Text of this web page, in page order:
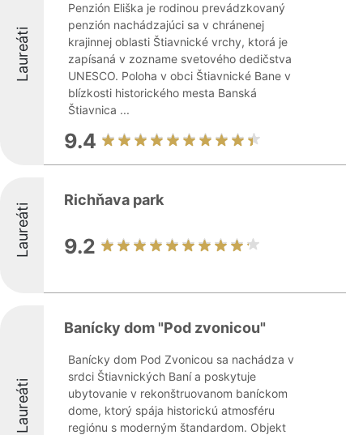
Laureáti
Penzión Eliška je rodinou prevádzkovaný
penzión nachádzajúci sa v chránenej
krajinnej oblasti Štiavnické vrchy, ktorá je
zapísaná v zozname svetového dedičstva
UNESCO. Poloha v obci Štiavnické Bane v
blízkosti historického mesta Banská
Štiavnica ...
9.4
Laureáti
Richňava park
9.2
Laureáti
Banícky dom "Pod zvonicou"
Banícky dom Pod Zvonicou sa nachádza v
srdci Štiavnických Baní a poskytuje
ubytovanie v rekonštruovanom baníckom
dome, ktorý spája historickú atmosféru
regiónu s moderným štandardom. Objekt